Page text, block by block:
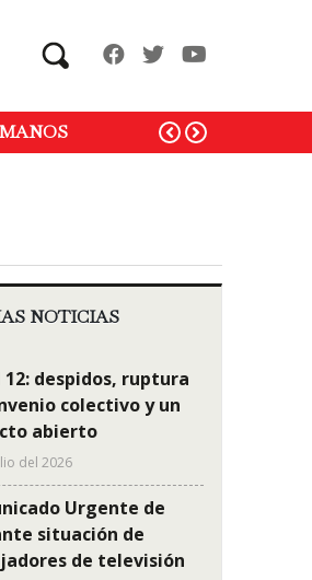
Search
NOTICIAS
12: despidos, ruptura
colectivo y un
abierto
del 2026
Urgente de
situación de
de televisión